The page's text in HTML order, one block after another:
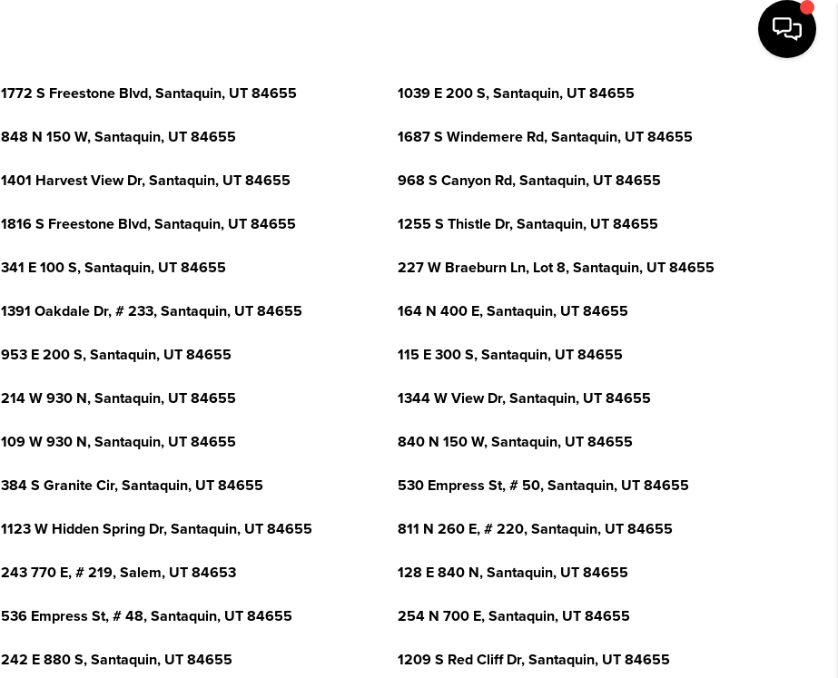
1772 S Freestone Blvd, Santaquin, UT 84655 1039 E 200 S, Santaquin, UT 84655
848 N 150 W, Santaquin, UT 84655 1687 S Windemere Rd, Santaquin, UT 84655
1401 Harvest View Dr, Santaquin, UT 84655 968 S Canyon Rd, Santaquin, UT 84655
1816 S Freestone Blvd, Santaquin, UT 84655 1255 S Thistle Dr, Santaquin, UT 84655
341 E 100 S, Santaquin, UT 84655 227 W Braeburn Ln, Lot 8, Santaquin, UT 84655
1391 Oakdale Dr, # 233, Santaquin, UT 84655 164 N 400 E, Santaquin, UT 84655
953 E 200 S, Santaquin, UT 84655 115 E 300 S, Santaquin, UT 84655
214 W 930 N, Santaquin, UT 84655 1344 W View Dr, Santaquin, UT 84655
109 W 930 N, Santaquin, UT 84655 840 N 150 W, Santaquin, UT 84655
384 S Granite Cir, Santaquin, UT 84655 530 Empress St, # 50, Santaquin, UT 84655
1123 W Hidden Spring Dr, Santaquin, UT 84655 811 N 260 E, # 220, Santaquin, UT 84655
243 770 E, # 219, Salem, UT 84653 128 E 840 N, Santaquin, UT 84655
536 Empress St, # 48, Santaquin, UT 84655 254 N 700 E, Santaquin, UT 84655
242 E 880 S, Santaquin, UT 84655 1209 S Red Cliff Dr, Santaquin, UT 84655